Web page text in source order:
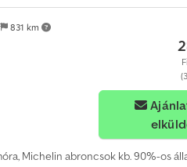
831 km
Ajánlatkérés
Michelin abroncsok kb. 90%-os